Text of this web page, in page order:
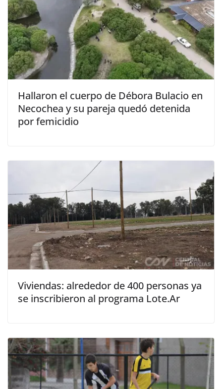
Hallaron el cuerpo de Débora Bulacio en
Necochea y su pareja quedó detenida
por femicidio
Viviendas: alrededor de 400 personas ya
se inscribieron al programa Lote.Ar